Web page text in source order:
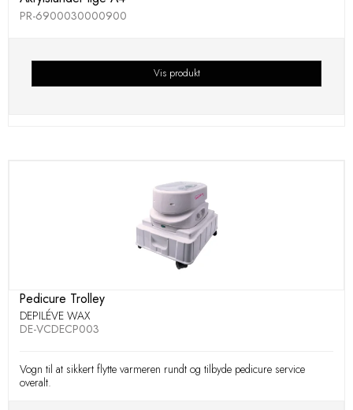
PR-6900030000900
Vis produkt
Pedicure Trolley
DEPILÉVE WAX
DE-VCDECP003
Vogn til at sikkert flytte varmeren rundt og tilbyde pedicure service
overalt.